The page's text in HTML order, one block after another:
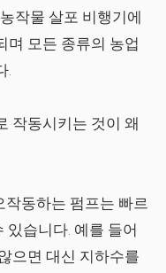
작물 살포 비행기에
며 모든 종류의 농업
.
작동시키는 것이 왜
작동하는 펌프는 빠르
있습니다. 예를 들어
으면 대신 지하수를